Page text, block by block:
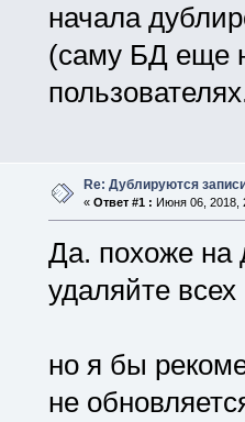
начала
(саму БД еще
Re: Дублируются
« Ответ #1 : Июня 06, 2018,
Да. похоже на
удаляйте
но я бы
не